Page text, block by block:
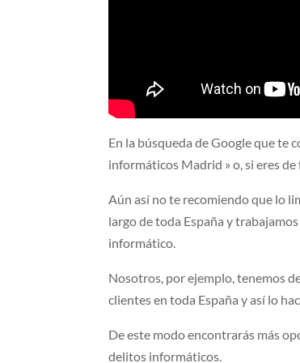
En la búsqueda de Google que te
informáticos Madrid » o, si eres
Aún así no te recomiendo que lo
largo de toda España y
informático.
Nosotros, por ejemplo, tenemos
clientes en toda España y así lo
De este modo encontrarás más
delitos informáticos.